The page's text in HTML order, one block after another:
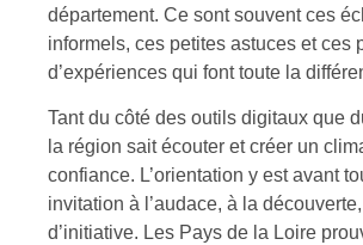
département. Ce sont souvent ces
informels, ces petites astuces et ces
d’expériences qui font toute la
Tant du côté des outils digitaux que
la région sait écouter et créer un
confiance. L’orientation y est avant
invitation à l’audace, à la
d’initiative. Les Pays de la Loire